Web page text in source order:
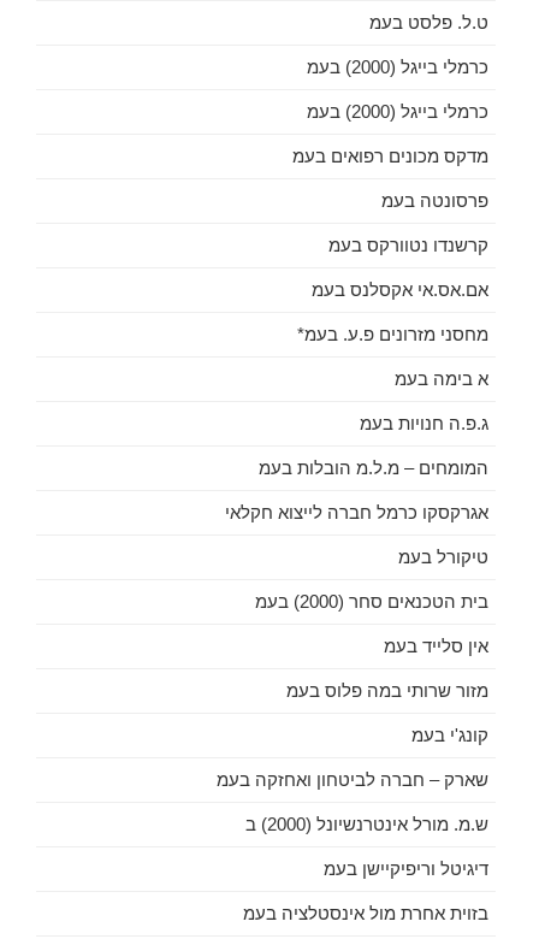
ט.ל. פלסט בעמ
כרמלי בייגל (2000) בעמ
כרמלי בייגל (2000) בעמ
מדקס מכונים רפואים בעמ
פרסונטה בעמ
קרשנדו נטוורקס בעמ
אם.אס.אי אקסלנס בעמ
מחסני מזרונים פ.ע. בעמ*
א בימה בעמ
ג.פ.ה חנויות בעמ
המומחים – מ.ל.מ הובלות בעמ
אגרקסקו כרמל חברה לייצוא חקלאי
טיקורל בעמ
בית הטכנאים סחר (2000) בעמ
אין סלייד בעמ
מזור שרותי במה פלוס בעמ
קונג'י בעמ
שארק – חברה לביטחון ואחזקה בעמ
ש.מ. מורל אינטרנשיונל (2000) ב
דיגיטל וריפיקיישן בעמ
בזוית אחרת מול אינסטלציה בעמ